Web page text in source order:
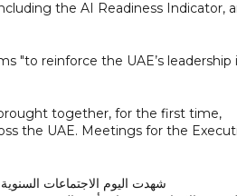
the AI Readiness Indicator,
"to reinforce the UAE’s leadership
together, for the first time,
the UAE. Meetings for the
شهدت اليوم الاجتماعات